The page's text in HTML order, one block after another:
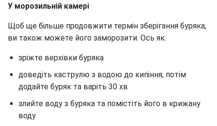
У морозильній камері
Щоб ще більше продовжити термін зберігання буряка,
ви також можете його заморозити. Ось як:
зріжте верхівки буряка
доведіть каструлю з водою до кипіння, потім
додайте буряк та варіть 30 хв
злийте воду з буряка та помістіть його в крижану
воду